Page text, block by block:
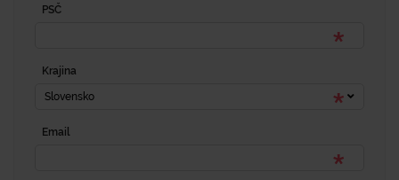
PSČ
Krajina
Slovensko
Email